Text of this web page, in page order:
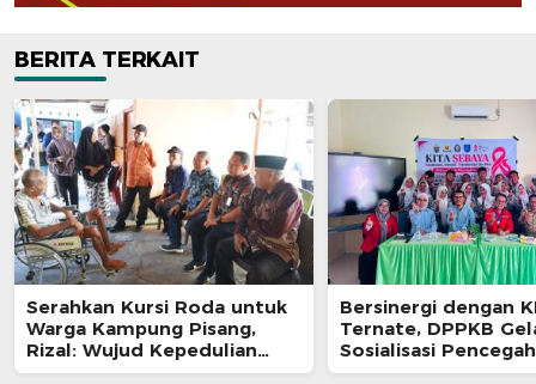
BERITA TERKAIT
Serahkan Kursi Roda untuk
Warga Kampung Pisang,
Rizal: Wujud Kepedulian
Pemkot dan Baznas Ternate
Bersinergi dengan
Ternate, DPPKB
Sosialisasi
HIV/AIDS di SMA